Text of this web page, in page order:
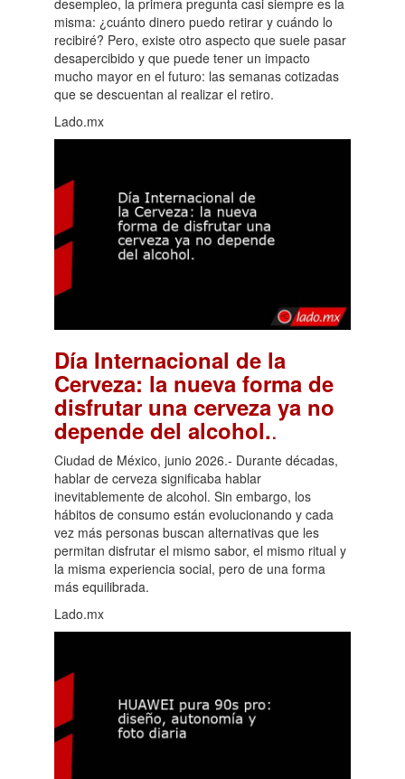
misma: ¿cuánto dinero puedo retirar y cuándo lo
recibiré? Pero, existe otro aspecto que suele pasar
desapercibido y que puede tener un impacto
mucho mayor en el futuro: las semanas cotizadas
que se descuentan al realizar el retiro.
Lado.mx
Día Internacional de la
Cerveza: la nueva forma de
disfrutar una cerveza ya no
depende del alcohol..
Ciudad de México, junio 2026.- Durante décadas,
hablar de cerveza significaba hablar
inevitablemente de alcohol. Sin embargo, los
hábitos de consumo están evolucionando y cada
vez más personas buscan alternativas que les
permitan disfrutar el mismo sabor, el mismo ritual y
la misma experiencia social, pero de una forma
más equilibrada.
Lado.mx